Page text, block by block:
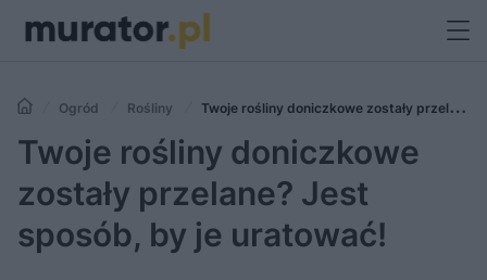
Ogród Rośliny
Twoje rośliny doniczkowe zostały przelane?
Jest sposób, by je uratować!
Twoje rośliny doniczkowe
zostały przelane? Jest
sposób, by je uratować!